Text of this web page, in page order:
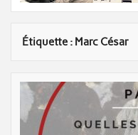
Étiquette : Marc César